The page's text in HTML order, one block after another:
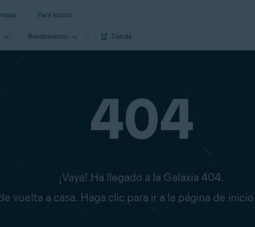
Para socios
Rendimiento Tienda
404
¡Vaya! Ha llegado a la Galaxia 404.
vuelta a casa. Haga clic para ir a la página de